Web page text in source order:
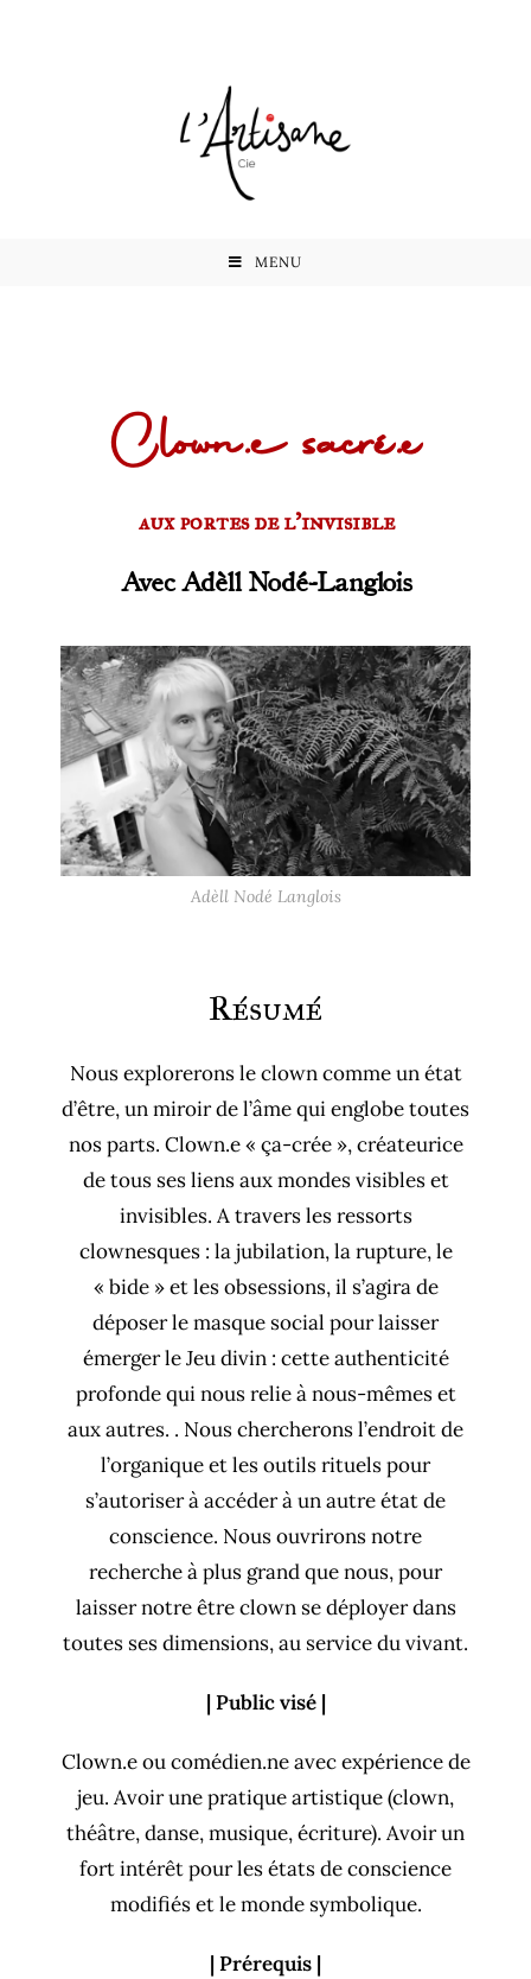
MENU
Clown.e sacré.e
aux portes de l’invisible
Avec Adèll Nodé-Langlois
Adèll Nodé Langlois
Résumé
Nous explorerons le clown comme un état
d’être, un miroir de l’âme qui englobe toutes
nos parts. Clown.e « ça-crée », créateurice
de tous ses liens aux mondes visibles et
invisibles. A travers les ressorts
clownesques : la jubilation, la rupture, le
« bide » et les obsessions, il s’agira de
déposer le masque social pour laisser
émerger le Jeu divin : cette authenticité
profonde qui nous relie à nous-mêmes et
aux autres. . Nous chercherons l’endroit de
l’organique et les outils rituels pour
s’autoriser à accéder à un autre état de
conscience. Nous ouvrirons notre
recherche à plus grand que nous, pour
laisser notre être clown se déployer dans
toutes ses dimensions, au service du vivant.
| Public visé |
Clown.e ou comédien.ne avec expérience de
jeu. Avoir une pratique artistique (clown,
théâtre, danse, musique, écriture). Avoir un
fort intérêt pour les états de conscience
modifiés et le monde symbolique.
| Prérequis |